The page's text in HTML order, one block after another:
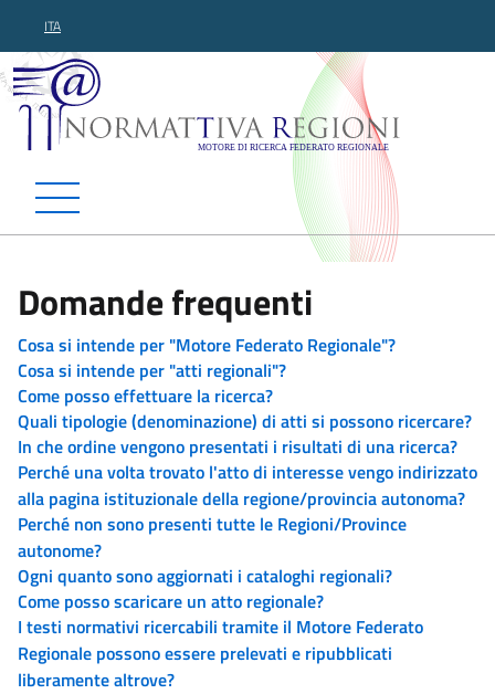
ITA
Normattiva Regioni -
Domande frequenti
Cosa si intende per "Motore Federato Regionale"?
Cosa si intende per "atti regionali"?
Come posso effettuare la ricerca?
Quali tipologie (denominazione) di atti si possono ricercare?
In che ordine vengono presentati i risultati di una ricerca?
Perché una volta trovato l'atto di interesse vengo indirizzato
alla pagina istituzionale della regione/provincia autonoma?
Perché non sono presenti tutte le Regioni/Province
autonome?
Ogni quanto sono aggiornati i cataloghi regionali?
Come posso scaricare un atto regionale?
I testi normativi ricercabili tramite il Motore Federato
Regionale possono essere prelevati e ripubblicati
liberamente altrove?